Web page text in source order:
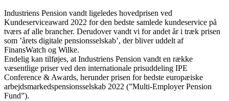
Industriens Pension vandt ligeledes hovedprisen ved
Kundeserviceaward 2022 for den bedste samlede kundeservice på
tværs af alle brancher. Derudover vandt vi for andet år i træk prisen
som ’årets digitale pensionsselskab’, der bliver uddelt af
FinansWatch og Wilke.
Endelig kan tilføjes, at Industriens Pension vandt en række
væsentlige priser ved den internationale prisuddeling IPE
Conference & Awards, herunder prisen for bedste europæiske
arbejdsmarkedspensionsselskab 2022 (”Multi-Employer Pension
Fund”).